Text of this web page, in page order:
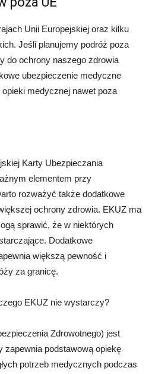
Unii Europejskiej oraz kilku
Jeśli planujemy podróż poza
do ochrony naszego zdrowia
ubezpieczenie medyczne
medycznej nawet poza
Karty Ubezpieczania
elementem przy
rozważyć także dodatkowe
ochrony zdrowia. EKUZ ma
sprawić, że w niektórych
Dodatkowe
większą pewność i
za granicę.
EKUZ nie wystarczy?
Zdrowotnego) jest
podstawową opiekę
potrzeb medycznych podczas